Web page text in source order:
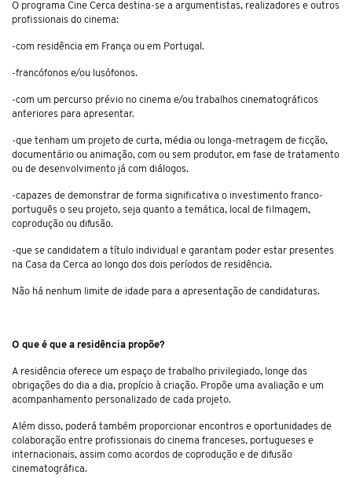
O programa Cine Cerca destina-se a argumentistas, realizadores e outros
profissionais do cinema:
-com residência em França ou em Portugal.
-francófonos e/ou lusófonos.
-com um percurso prévio no cinema e/ou trabalhos cinematográficos
anteriores para apresentar.
-que tenham um projeto de curta, média ou longa-metragem de ficção,
documentário ou animação, com ou sem produtor, em fase de tratamento
ou de desenvolvimento já com diálogos.
-capazes de demonstrar de forma significativa o investimento franco-
português o seu projeto, seja quanto a temática, local de filmagem,
coprodução ou difusão.
-que se candidatem a título individual e garantam poder estar presentes
na Casa da Cerca ao longo dos dois períodos de residência.
Não há nenhum limite de idade para a apresentação de candidaturas.
O que é que a residência propõe?
A residência oferece um espaço de trabalho privilegiado, longe das
obrigações do dia a dia, propício à criação. Propõe uma avaliação e um
acompanhamento personalizado de cada projeto.
Além disso, poderá também proporcionar encontros e oportunidades de
colaboração entre profissionais do cinema franceses, portugueses e
internacionais, assim como acordos de coprodução e de difusão
cinematográfica.